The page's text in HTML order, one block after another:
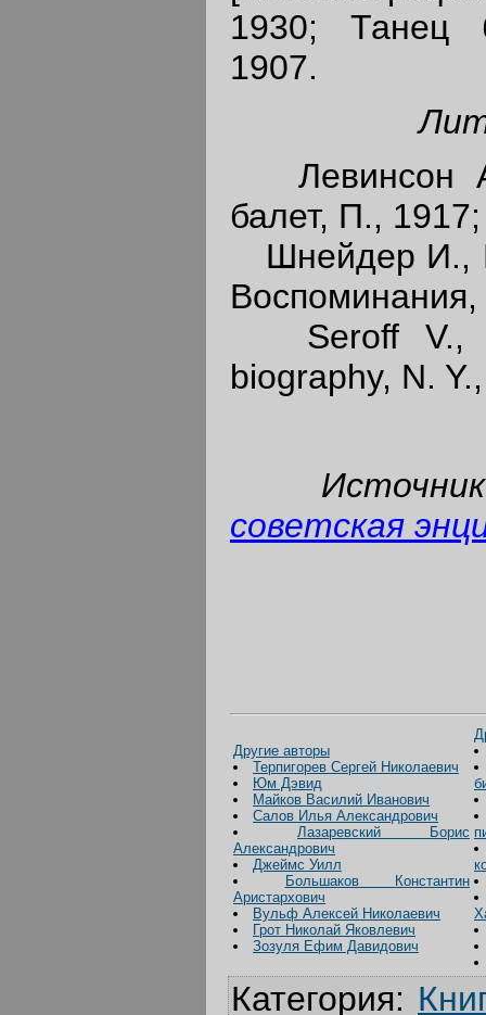
1930; Танец
1907.
Левинсон
балет, П., 1917;
Шнейдер И.,
Seroff V.,
biography, N.
советская
Другие авторы
Терпигорев Сергей Николаевич
Юм Дэвид
Майков Василий Иванович
Салов Илья Александрович
Лазаревский Борис
Александрович
Джеймс Уилл
Большаков Константин
Аристархович
Вульф Алексей Николаевич
Грот Николай Яковлевич
Зозуля Ефим Давидович
Категория: